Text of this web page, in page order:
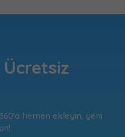
Ücretsiz
hemen ekleyin, yeni